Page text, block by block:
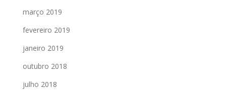
março 2019
fevereiro 2019
janeiro 2019
outubro 2018
julho 2018